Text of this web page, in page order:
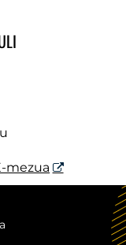
mezua